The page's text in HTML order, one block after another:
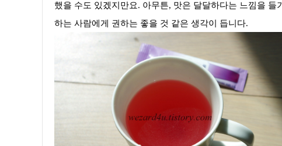
했을 수도 있겠지만요. 아무튼, 맛은 달달하다는 느낌을
하는 사람에게 권하는 좋을 것 같은 생각이 듭니다.